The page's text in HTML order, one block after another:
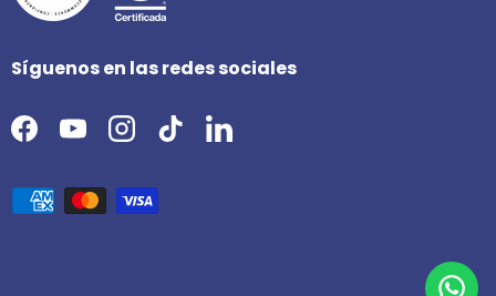
Síguenos en las redes sociales
Facebook
YouTubeInstagram
TikTokLinkedIn
Formas de pago aceptadas